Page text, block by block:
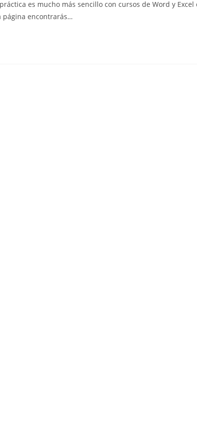
entrada:
entrada:
es mucho más sencillo con cursos de Word y
página encontrarás…